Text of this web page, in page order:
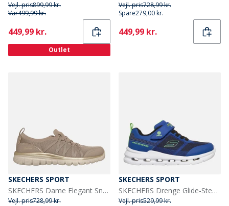
Vejl. pris899,99 kr.
Var499,99 kr.
Current
449,99 kr.
Outlet
Vejl. pris728,99 kr.
Spare279,00 kr.
Current
449,99 kr.
SKECHERS SPORT
SKECHERS Dame Elegant Sneakers Natural
Vejl. pris728,99 kr.
SKECHERS SPORT
SKECHERS Drenge Glide-Step Lys Sneakers Blå
Vejl. pris529,99 kr.